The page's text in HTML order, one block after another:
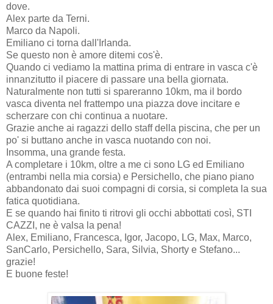
dove.
Alex parte da Terni.
Marco da Napoli.
Emiliano ci torna dall'Irlanda.
Se questo non è amore ditemi cos'è.
Quando ci vediamo la mattina prima di entrare in vasca c'è
innanzitutto il piacere di passare una bella giornata.
Naturalmente non tutti si spareranno 10km, ma il bordo
vasca diventa nel frattempo una piazza dove incitare e
scherzare con chi continua a nuotare.
Grazie anche ai ragazzi dello staff della piscina, che per un
po' si buttano anche in vasca nuotando con noi.
Insomma, una grande festa.
A completare i 10km, oltre a me ci sono LG ed Emiliano
(entrambi nella mia corsia) e Persichello, che piano piano
abbandonato dai suoi compagni di corsia, si completa la sua
fatica quotidiana.
E se quando hai finito ti ritrovi gli occhi abbottati così, STI
CAZZI, ne è valsa la pena!
Alex, Emiliano, Francesca, Igor, Jacopo, LG, Max, Marco,
SanCarlo, Persichello, Sara, Silvia, Shorty e Stefano...
grazie!
E buone feste!